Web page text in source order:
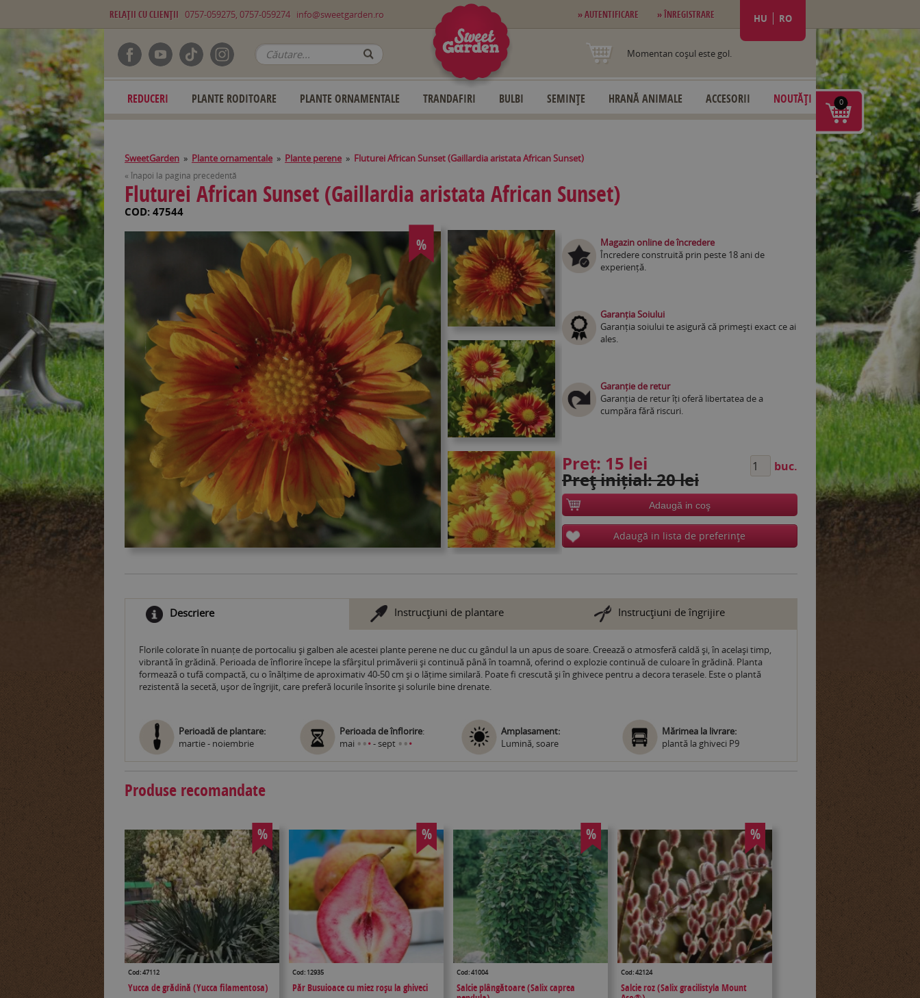
RELAŢII CU CLIENŢII 0757-059275, 0757-059274 info@sweetgarden.ro » AUTENTIFICARE » ÎNREGISTRARE HU RO
Momentan coşul este gol.
REDUCERI PLANTE RODITOARE PLANTE ORNAMENTALE TRANDAFIRI BULBI SEMINȚE HRANĂ ANIMALE ACCESORII NOUTĂȚI
SweetGarden » Plante ornamentale » Plante perene » Fluturei African Sunset (Gaillardia aristata African Sunset)
« Înapoi la pagina precedentă
Fluturei African Sunset (Gaillardia aristata African Sunset)
COD: 47544
%
Magazin online de încredere
Încredere construită prin peste 18 ani de
experiență.
Garanția Soiului
Garanția soiului te asigură că primești exact ce ai
ales.
Garanție de retur
Garanția de retur îți oferă libertatea de a
cumpăra fără riscuri.
Preț: 15 lei
Preţ inițial: 20 lei
buc.
Adaugă in coş
Adaugă in lista de preferinţe
Descriere Instrucţiuni de plantare Instrucţiuni de îngrijire
Florile colorate în nuanțe de portocaliu și galben ale acestei plante perene ne duc cu gândul la un apus de soare. Creează o atmosferă caldă și, în același timp,
vibrantă în grădină. Perioada de înflorire începe la sfârșitul primăverii și continuă până în toamnă, oferind o explozie continuă de culoare în grădină. Planta
formează o tufă compactă, cu o înălțime de aproximativ 40-50 cm și o lățime similară. Poate fi crescută și în ghivece pentru a decora terasele. Este o plantă
rezistentă la secetă, ușor de îngrijit, care preferă locurile însorite și solurile bine drenate.
Perioadă de plantare:
martie - noiembrie
Perioada de înflorire:
mai •••- sept •••
Amplasament:
Lumină, soare
Mărimea la livrare:
plantă la ghiveci P9
Produse recomandate
%
Cod: 47112
Yucca de grădină (Yucca filamentosa)
%
Cod: 12935
Păr Busuioace cu miez roșu la ghiveci
%
Cod: 41004
Salcie plângătoare (Salix caprea
%
Cod: 42124
Salcie roz (Salix gracilistyla Mount
0